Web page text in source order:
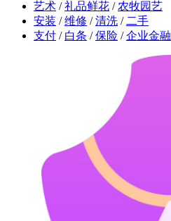
艺术 / 礼品鲜花 / 农牧园艺
安装 / 维修 / 清洗 / 二手
支付 / 白条 / 保险 / 企业金融